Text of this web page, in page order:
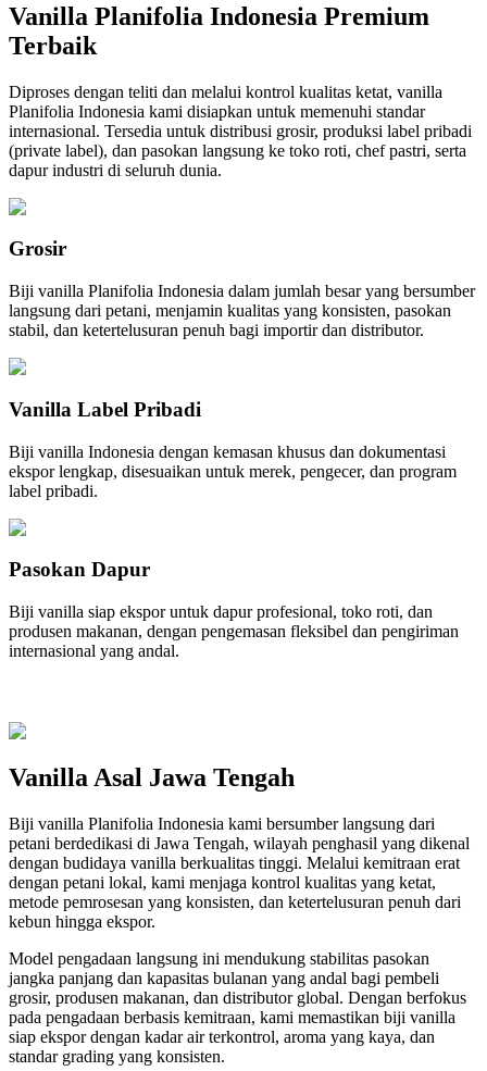
Vanilla Planifolia Indonesia Premium
Terbaik
Diproses dengan teliti dan melalui kontrol kualitas ketat, vanilla
Planifolia Indonesia kami disiapkan untuk memenuhi standar
internasional. Tersedia untuk distribusi grosir, produksi label pribadi
(private label), dan pasokan langsung ke toko roti, chef pastri, serta
dapur industri di seluruh dunia.
Grosir
Biji vanilla Planifolia Indonesia dalam jumlah besar yang bersumber
langsung dari petani, menjamin kualitas yang konsisten, pasokan
stabil, dan ketertelusuran penuh bagi importir dan distributor.
Vanilla Label Pribadi
Biji vanilla Indonesia dengan kemasan khusus dan dokumentasi
ekspor lengkap, disesuaikan untuk merek, pengecer, dan program
label pribadi.
Pasokan Dapur
Biji vanilla siap ekspor untuk dapur profesional, toko roti, dan
produsen makanan, dengan pengemasan fleksibel dan pengiriman
internasional yang andal.
Vanilla Asal Jawa Tengah
Biji vanilla Planifolia Indonesia kami bersumber langsung dari
petani berdedikasi di Jawa Tengah, wilayah penghasil yang dikenal
dengan budidaya vanilla berkualitas tinggi. Melalui kemitraan erat
dengan petani lokal, kami menjaga kontrol kualitas yang ketat,
metode pemrosesan yang konsisten, dan ketertelusuran penuh dari
kebun hingga ekspor.
Model pengadaan langsung ini mendukung stabilitas pasokan
jangka panjang dan kapasitas bulanan yang andal bagi pembeli
grosir, produsen makanan, dan distributor global. Dengan berfokus
pada pengadaan berbasis kemitraan, kami memastikan biji vanilla
siap ekspor dengan kadar air terkontrol, aroma yang kaya, dan
standar grading yang konsisten.